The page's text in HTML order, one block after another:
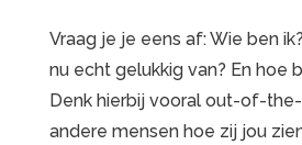
Vraag je je eens af: Wie ben
nu echt gelukkig van? En hoe
Denk hierbij vooral out-of-
andere mensen hoe zij jou